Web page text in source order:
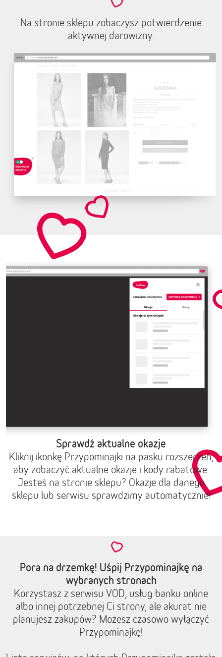
Na stronie sklepu zobaczysz potwierdzenie
aktywnej darowizny.
Sprawdź aktualne okazje
Kliknij ikonkę Przypominajki na pasku rozszerzeń,
aby zobaczyć aktualne okazje i kody rabatowe.
Jesteś na stronie sklepu? Okazje dla danego
sklepu lub serwisu sprawdzimy automatycznie!
Pora na drzemkę! Uśpij Przypominajkę na
wybranych stronach
Korzystasz z serwisu VOD, usług banku online
albo innej potrzebnej Ci strony, ale akurat nie
planujesz zakupów? Możesz czasowo wyłączyć
Przypominajkę!